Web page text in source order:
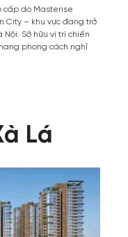
cấp do Masterise
City – khu vực đang trở
Sở hữu vị trí chiến
phong cách nghỉ
Lá